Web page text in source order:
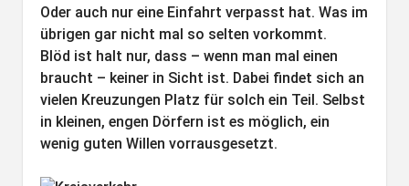
Oder auch nur eine Einfahrt verpasst hat. Was im
übrigen gar nicht mal so selten vorkommt.
Blöd ist halt nur, dass – wenn man mal einen
braucht – keiner in Sicht ist. Dabei findet sich an
vielen Kreuzungen Platz für solch ein Teil. Selbst
in kleinen, engen Dörfern ist es möglich, ein
wenig guten Willen vorrausgesetzt.